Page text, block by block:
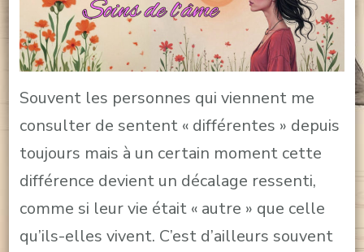
Souvent les personnes qui viennent me
consulter de sentent « différentes » depuis
toujours mais à un certain moment cette
différence devient un décalage ressenti,
comme si leur vie était « autre » que celle
qu’ils-elles vivent. C’est d’ailleurs souvent